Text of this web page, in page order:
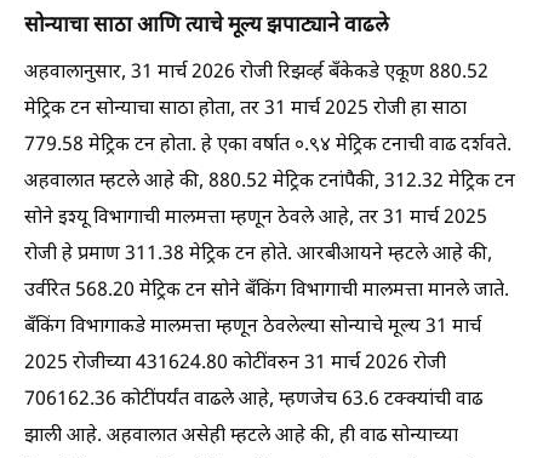
सोन्याचा साठा आणि त्याचे मूल्य झपाट्याने वाढले
अहवालानुसार, 31 मार्च 2026 रोजी रिझर्व्ह बँकेकडे एकूण 880.52
मेट्रिक टन सोन्याचा साठा होता, तर 31 मार्च 2025 रोजी हा साठा
779.58 मेट्रिक टन होता. हे एका वर्षात ०.९४ मेट्रिक टनाची वाढ दर्शवते.
अहवालात म्हटले आहे की, 880.52 मेट्रिक टनांपैकी, 312.32 मेट्रिक टन
सोने इश्यू विभागाची मालमत्ता म्हणून ठेवले आहे, तर 31 मार्च 2025
रोजी हे प्रमाण 311.38 मेट्रिक टन होते. आरबीआयने म्हटले आहे की,
उर्वरित 568.20 मेट्रिक टन सोने बँकिंग विभागाची मालमत्ता मानले जाते.
बँकिंग विभागाकडे मालमत्ता म्हणून ठेवलेल्या सोन्याचे मूल्य 31 मार्च
2025 रोजीच्या 431624.80 कोटींवरुन 31 मार्च 2026 रोजी
706162.36 कोटींपर्यंत वाढले आहे, म्हणजेच 63.6 टक्क्यांची वाढ
झाली आहे. अहवालात असेही म्हटले आहे की, ही वाढ सोन्याच्या